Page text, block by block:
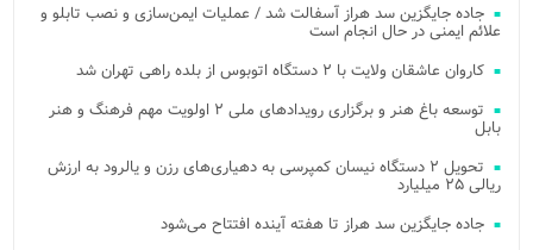
جاده جایگزین سد هراز آسفالت شد / عملیات ایمن‌سازی و نصب تابلو و
علائم ایمنی در حال انجام است
کاروان عاشقان ولایت با ۲ دستگاه اتوبوس از بلده راهی تهران شد
توسعه باغ هنر و برگزاری رویدادهای ملی ۲ اولویت مهم فرهنگ و هنر
بابل
تحویل ۲ دستگاه نیسان کمپرسی به دهیاری‌های رزن و یالرود به ارزش
ریالی ۲۵ میلیارد
جاده جایگزین سد هراز تا هفته آینده افتتاح می‌شود